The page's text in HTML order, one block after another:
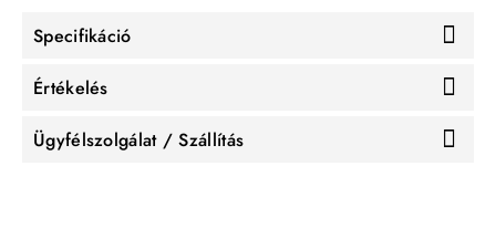
Specifikáció
Értékelés
Ügyfélszolgálat / Szállítás